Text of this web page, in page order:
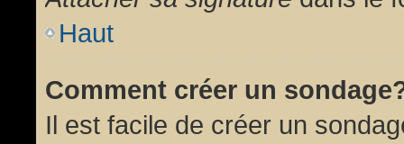
Haut
Comment créer un
Il est facile de créer un